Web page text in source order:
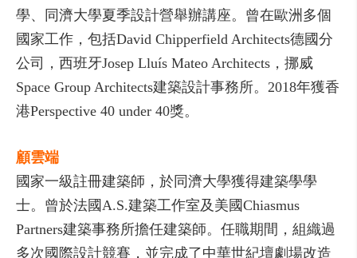
學、同濟大學夏季設計營舉辦講座。曾在歐洲多個
國家工作，包括David Chipperfield Architects德國分
公司，西班牙Josep Lluís Mateo Architects，挪威
Space Group Architects建築設計事務所。2018年獲香
港Perspective 40 under 40獎。
顧雲端
國家一級註冊建築師，於同濟大學獲得建築學學
士。曾於法國A.S.建築工作室及美國Chiasmus
Partners建築事務所擔任建築師。任職期間，組織過
多次國際設計競賽，並完成了中華世紀壇劇場改造